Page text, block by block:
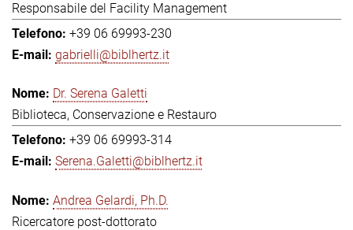
Responsabile del Facility Management
+39 06 69993-230
gabrielli@biblhertz.it
Dr. Serena Galetti
Biblioteca, Conservazione e Restauro
+39 06 69993-314
Serena.Galetti@biblhertz.it
Andrea Gelardi, Ph.D.
Ricercatore post-dottorato